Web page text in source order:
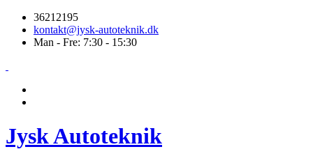
36212195
kontakt@jysk-autoteknik.dk
Man - Fre: 7:30 - 15:30
Jysk Autoteknik